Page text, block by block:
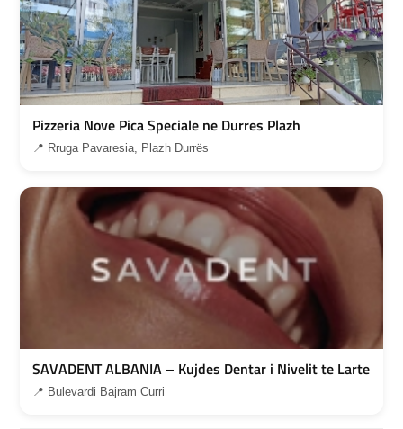
Pizzeria Nove Pica Speciale ne Durres Plazh
📍 Rruga Pavaresia, Plazh Durrës
SAVADENT ALBANIA – Kujdes Dentar i Nivelit te Larte
📍 Bulevardi Bajram Curri